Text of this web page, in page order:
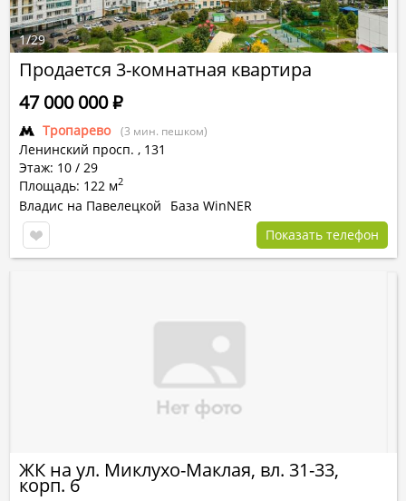
Продается 3-комнатная квартира
Тропарево (3 мин. пешком)
Ленинский просп. , 131
Этаж: 10 / 29
Площадь: 122 м2
47 000 000Р
Владис на Павелецкой
База WinNER
Показать телефон
1/29
ЖК на ул. Миклухо-Маклая, вл. 31-33,
корп. 6